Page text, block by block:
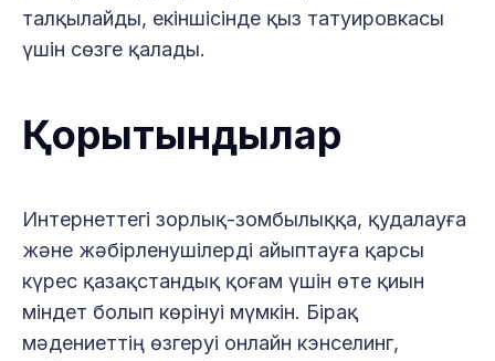
талқылайды, екіншісінде қыз татуировкасы
үшін cөзге қалады.
Қорытындылар
Интернеттегі зорлық-зомбылыққа, қудалауға
және жәбірленушілерді айыптауға қарсы
күрес қазақстандық қоғам үшін өте қиын
міндет болып көрінуі мүмкін. Бірақ
мәдениеттің өзгеруі онлайн кэнселинг,